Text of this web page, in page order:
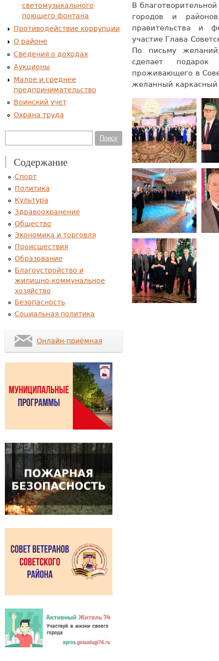
В
городов и
правительства и
участие Глава
По письму
сделает подарок
проживающего в
желанный каркасный
светомузыкального
поющего фонтана
Противодействие коррупции
О районе
Сведения о доходах
Аукционы
Малое и среднее
предпринимательство
Воинский учет
Охрана труда
Поиск
Содержание
Спорт
Политика
Культура
Здравоохранение
Общество
Экономика и торговля
Происшествия
Образование
Благоустройство и
жилищно-коммунальное
хозяйство
Безопасность
Социальная политика
Онлайн-приёмная